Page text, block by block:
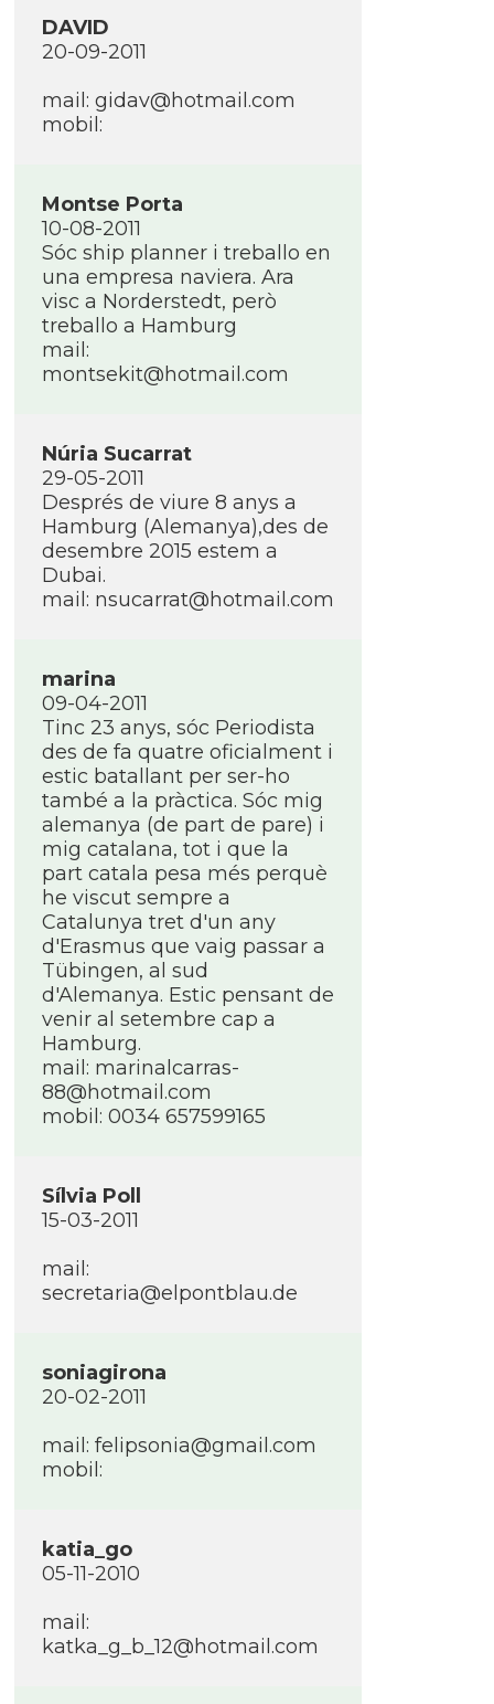
DAVID
20-09-2011
mail: gidav@hotmail.com
mobil:
Montse Porta
10-08-2011
Sóc ship planner i treballo en
una empresa naviera. Ara
visc a Norderstedt, però
treballo a Hamburg
mail:
montsekit@hotmail.com
Núria Sucarrat
29-05-2011
Després de viure 8 anys a
Hamburg (Alemanya),des de
desembre 2015 estem a
Dubai.
mail: nsucarrat@hotmail.com
marina
09-04-2011
Tinc 23 anys, sóc Periodista
des de fa quatre oficialment i
estic batallant per ser-ho
també a la pràctica. Sóc mig
alemanya (de part de pare) i
mig catalana, tot i que la
part catala pesa més perquè
he viscut sempre a
Catalunya tret d'un any
d'Erasmus que vaig passar a
Tübingen, al sud
d'Alemanya. Estic pensant de
venir al setembre cap a
Hamburg.
mail: marinalcarras-
88@hotmail.com
mobil: 0034 657599165
Sí­lvia Poll
15-03-2011
mail:
secretaria@elpontblau.de
soniagirona
20-02-2011
mail: felipsonia@gmail.com
mobil:
katia_go
05-11-2010
mail:
katka_g_b_12@hotmail.com